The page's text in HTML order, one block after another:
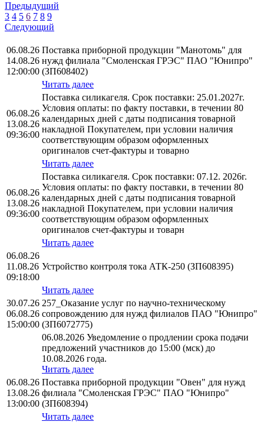
Предыдущий
3 4 5 6 7 8 9
Следующий
06.08.26
14.08.26
12:00:00
Поставка приборной продукции "Манотомь" для
нужд филиала "Смоленская ГРЭС" ПАО "Юнипро"
(ЗП608402)
Читать далее
06.08.26
13.08.26
09:36:00
Поставка силикагеля. Срок поставки: 25.01.2027г.
Условия оплаты: по факту поставки, в течении 80
календарных дней с даты подписания товарной
накладной Покупателем, при условии наличия
соответствующим образом оформленных
оригиналов счет-фактуры и товарно
Читать далее
06.08.26
13.08.26
09:36:00
Поставка силикагеля. Срок поставки: 07.12. 2026г.
Условия оплаты: по факту поставки, в течении 80
календарных дней с даты подписания товарной
накладной Покупателем, при условии наличия
соответствующим образом оформленных
оригиналов счет-фактуры и товарн
Читать далее
06.08.26
11.08.26
09:18:00
Устройство контроля тока АТК-250 (ЗП608395)
Читать далее
30.07.26
06.08.26
15:00:00
257_Оказание услуг по научно-техническому
сопровождению для нужд филиалов ПАО "Юнипро"
(ЗП6072775)
06.08.2026 Уведомление о продлении срока подачи
предложений участников до 15:00 (мск) до
10.08.2026 года.
Читать далее
06.08.26
13.08.26
13:00:00
Поставка приборной продукции "Овен" для нужд
филиала "Смоленская ГРЭС" ПАО "Юнипро"
(ЗП608394)
Читать далее